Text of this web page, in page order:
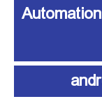
آموزش اتوماسیون صنعتی Automation